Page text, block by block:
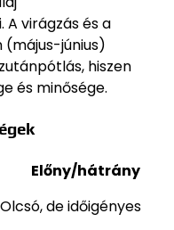
virágzás és a
(május-június)
hiszen
és minősége.
Előny/hátrány
Olcsó, de időigényes